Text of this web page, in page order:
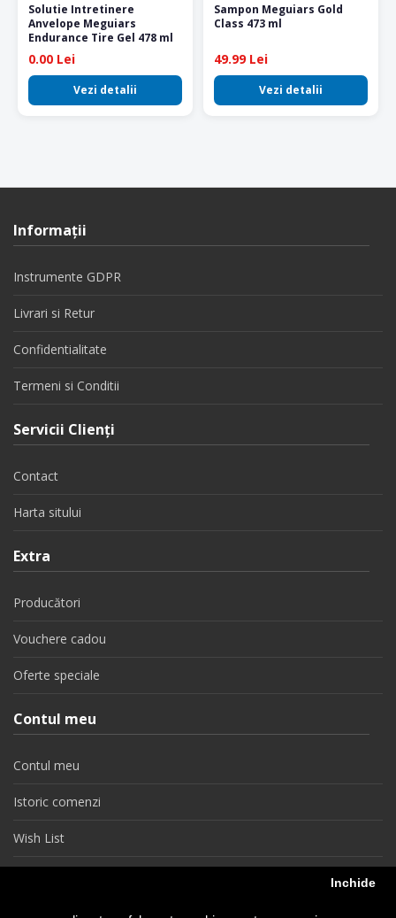
Inchide
Solutie Intretinere
Anvelope Meguiars
Endurance Tire Gel 478 ml
0.00 Lei
Vezi detalii
Sampon Meguiars Gold
Class 473 ml
49.99 Lei
Vezi detalii
Informaţii
Instrumente GDPR
Livrari si Retur
Confidentialitate
Termeni si Conditii
Servicii Clienţi
Contact
Harta sitului
Extra
Producători
Vouchere cadou
Oferte speciale
Contul meu
Contul meu
Istoric comenzi
Wish List